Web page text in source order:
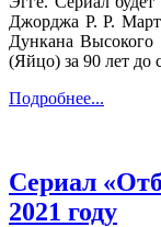
Джорджа Р. Р.
Дункана
(Яйцо) за 90 лет до
Подробнее...
Сериал
2021 году